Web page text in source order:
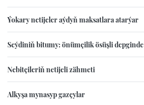
Ýokary netijeler aýdyň maksatlara atarýar
Seýdiniň bitumy: önümçilik ösüşli depginde
Nebitçileriň netijeli zähmeti
Alkyşa mynasyp gazçylar